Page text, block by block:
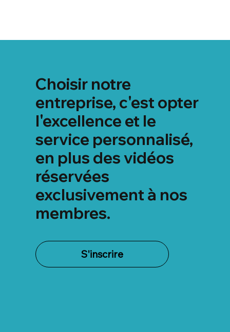
Choisir notre
entreprise, c'est opter
l'excellence et le
service personnalisé,
en plus des vidéos
réservées
exclusivement à nos
membres.
S'inscrire